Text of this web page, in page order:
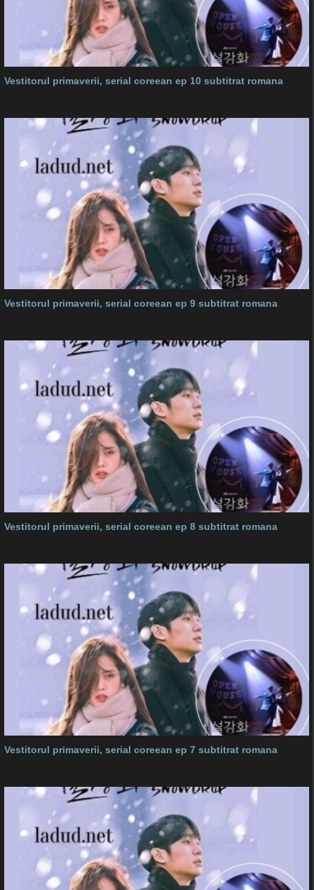
Vestitorul primaverii, serial coreean ep 10 subtitrat romana
Vestitorul primaverii, serial coreean ep 9 subtitrat romana
Vestitorul primaverii, serial coreean ep 8 subtitrat romana
Vestitorul primaverii, serial coreean ep 7 subtitrat romana